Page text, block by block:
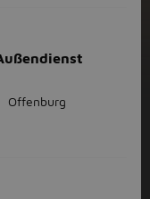
Offenburg